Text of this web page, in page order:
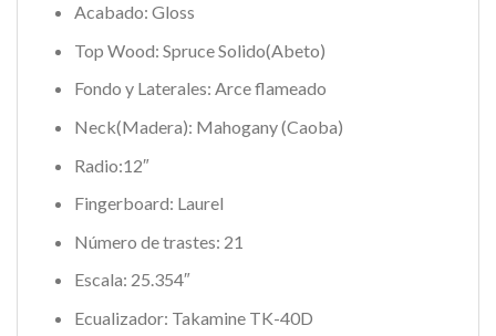
Acabado: Gloss
Top Wood: Spruce Solido(Abeto)
Fondo y Laterales: Arce flameado
Neck(Madera): Mahogany (Caoba)
Radio:12″
Fingerboard: Laurel
Número de trastes: 21
Escala: 25.354″
Ecualizador: Takamine TK-40D